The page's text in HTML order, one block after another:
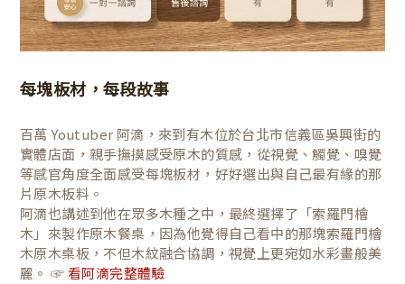
每塊板材，每段故事
百萬 Youtuber 阿滴，來到有木位於台北市信義區吳興街的
實體店面，親手撫摸感受原木的質感，從視覺、觸覺、嗅覺
等感官角度全面感受每塊板材，好好選出與自己最有緣的那
片原木板料。
阿滴也講述到他在眾多木種之中，最終選擇了「索羅門檜
木」來製作原木餐桌，因為他覺得自己看中的那塊索羅門檜
木原木桌板，不但木紋融合協調，視覺上更宛如水彩畫般美
麗。 ☞ 看阿滴完整體驗